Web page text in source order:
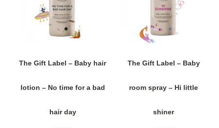
The Gift Label – Baby hair
lotion – No time for a bad
hair day
The Gift Label – Baby
room spray – Hi little
shiner